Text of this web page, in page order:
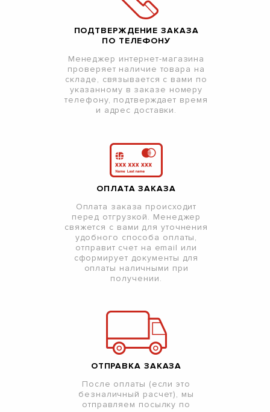
ПОДТВЕРЖДЕНИЕ ЗАКАЗА
ПО ТЕЛЕФОНУ
Менеджер интернет-магазина
проверяет наличие товара на
складе, связывается с вами по
указанному в заказе номеру
телефону, подтверждает время
и адрес доставки.
ОПЛАТА ЗАКАЗА
Оплата заказа происходит
перед отгрузкой. Менеджер
свяжется с вами для уточнения
удобного способа оплаты,
отправит счет на email или
сформирует документы для
оплаты наличными при
получении.
ОТПРАВКА ЗАКАЗА
После оплаты (если это
безналичный расчет), мы
отправляем посылку по